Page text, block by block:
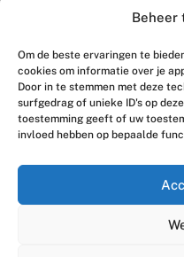
Beheer
Om de beste ervaringen te
cookies om informatie over je
Door in te stemmen met deze
surfgedrag of unieke ID's op
toestemming geeft of uw
invloed hebben op bepaalde
Belangenbehartiging
Contact
Houttuinlaan 8
3447 GM Woerden